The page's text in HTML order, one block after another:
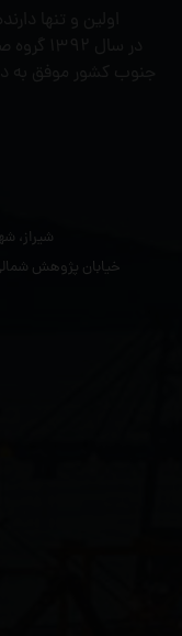
اولین و تنها
در سال
جنوب کشور موفق به
شیراز،
خیابان پژوهش شمالی - خیابان 252 -